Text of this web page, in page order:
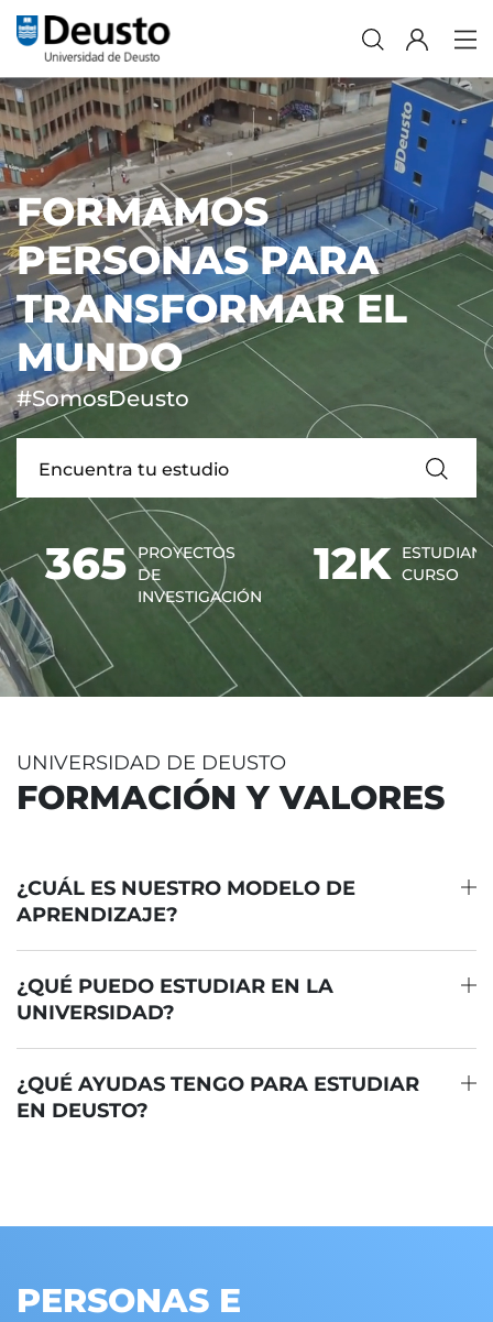
FORMAMOS
PERSONAS PARA
TRANSFORMAR EL
MUNDO
#SomosDeusto
365
PROYECTOS
DE
INVESTIGACIÓN
12K CURSO
UNIVERSIDAD DE DEUSTO
FORMACIÓN Y VALORES
¿CUÁL ES NUESTRO MODELO DE
APRENDIZAJE?
¿QUÉ PUEDO ESTUDIAR EN LA
UNIVERSIDAD?
¿QUÉ AYUDAS TENGO PARA ESTUDIAR
EN DEUSTO?
PERSONAS E